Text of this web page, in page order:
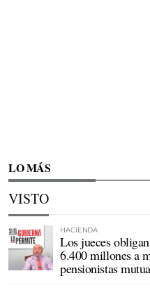
LO MÁS
VISTO
HACIENDA
Los jueces
6.400 millones a
pensionistas